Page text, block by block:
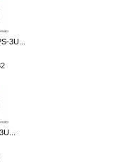
3U...